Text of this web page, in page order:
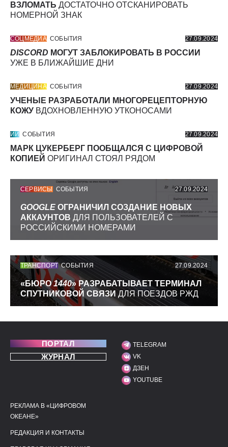
ВЗЛОМАТЬ ДОСТАТОЧНО ОТСКАНИРОВАТЬ
НОМЕРНОЙ ЗНАК
СОЦМЕДИА СОБЫТИЯ 27.09.2024
DISCORD МОГУТ ЗАБЛОКИРОВАТЬ В РОССИИ
УЖЕ В БЛИЖАЙШИЕ ДНИ
МЕДИЦИНА СОБЫТИЯ 27.09.2024
УЧЕНЫЕ РАЗРАБОТАЛИ МНОГОРЕЦЕПТОРНУЮ
КОЖУ ВДОХНОВЛЕННУЮ УТКОНОСАМИ
ИИ СОБЫТИЯ 27.09.2024
МАРК ЦУКЕРБЕРГ ПООБЩАЛСЯ С ЦИФРОВОЙ
КОПИЕЙ ОРИГИНАЛ СТОЯЛ РЯДОМ
СЕРВИСЫ СОБЫТИЯ 27.09.2024
GOOGLE ОГРАНИЧИЛ СОЗДАНИЕ НОВЫХ
АККАУНТОВ ДЛЯ ПОЛЬЗОВАТЕЛЕЙ С
РОССИЙСКИМИ НОМЕРАМИ
ТРАНСПОРТ СОБЫТИЯ 27.09.2024
«БЮРО1440» РАЗРАБАТЫВАЕТ ТЕРМИНАЛ
СПУТНИКОВОЙ СВЯЗИ ДЛЯ ПОЕЗДОВ РЖД
ПОРТАЛ
ЖУРНАЛ
МЫ В СОЦИАЛЬНЫХ
TELEGRAM
VK
ДЗЕН
YOUTUBE
ПОЛЕЗНЫЕ ССЫЛКИ
РЕКЛАМА В «ЦИФРОВОМ
ОКЕАНЕ»
РЕДАКЦИЯ И КОНТАКТЫ